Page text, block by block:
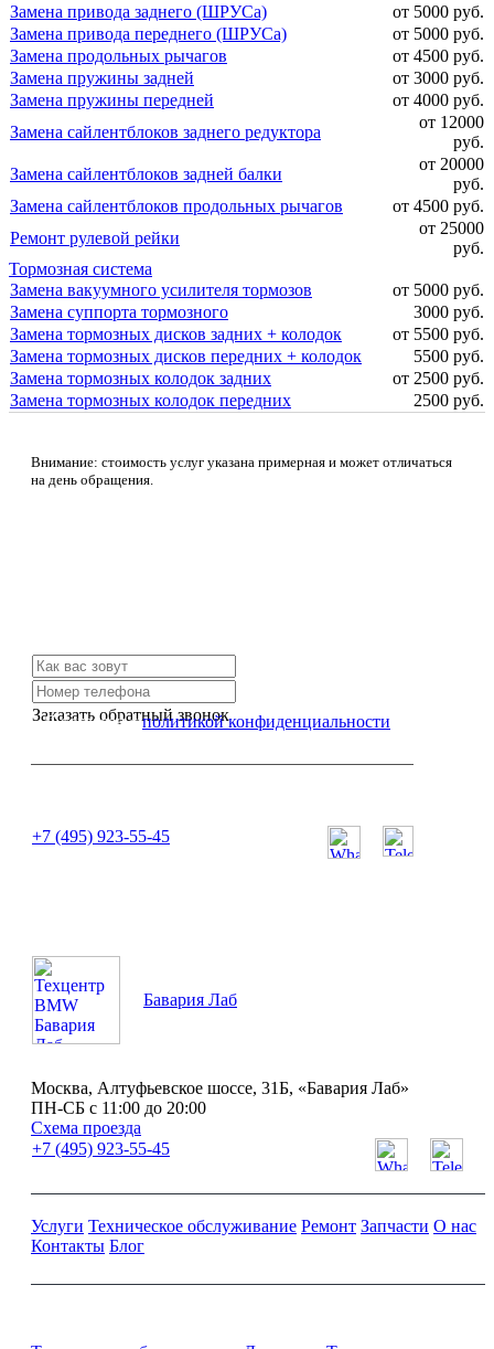
Замена привода заднего (ШРУСа)
от 5000 руб.
Замена привода переднего (ШРУСа)
от 5000 руб.
Замена продольных рычагов
от 4500 руб.
Замена пружины задней
от 3000 руб.
Замена пружины передней
от 4000 руб.
Замена сайлентблоков заднего редуктора
от 12000
руб.
Замена сайлентблоков задней балки
от 20000
руб.
Замена сайлентблоков продольных рычагов
от 4500 руб.
Ремонт рулевой рейки
от 25000
руб.
Тормозная система
Замена вакуумного усилителя тормозов
от 5000 руб.
Замена суппорта тормозного
3000 руб.
Замена тормозных дисков задних + колодок
от 5500 руб.
Замена тормозных дисков передних + колодок
5500 руб.
Замена тормозных колодок задних
от 2500 руб.
Замена тормозных колодок передних
2500 руб.
Внимание: стоимость услуг указана примерная и может отличаться
на день обращения.
Заказать обратный звонок
Я согласен сполитикой конфиденциальности
+7 (495) 923-55-45
Бавария Лаб
Москва, Алтуфьевское шоссе, 31Б, «Бавария Лаб»
ПН-СБ с 11:00 до 20:00
Схема проезда
+7 (495) 923-55-45
Услуги Техническое обслуживание Ремонт Запчасти О нас
Контакты Блог